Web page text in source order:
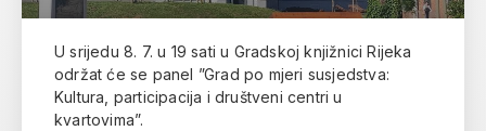
U srijedu 8. 7. u 19 sati u Gradskoj knjižnici Rijeka
održat će se panel ”Grad po mjeri susjedstva:
Kultura, participacija i društveni centri u
kvartovima”.